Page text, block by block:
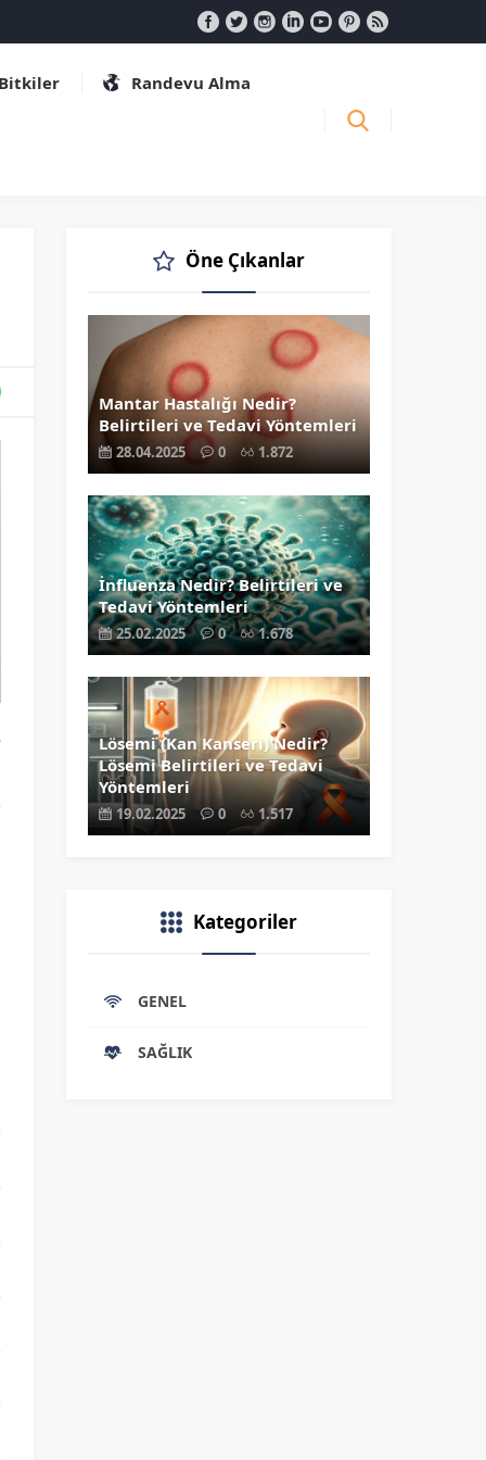
Randevu Alma
Öne Çıkanlar
Mantar Hastalığı Nedir?
Belirtileri ve Tedavi Yöntemleri
28.04.2025 0 1.872
İnfluenza Nedir? Belirtileri ve
Tedavi Yöntemleri
25.02.2025 0 1.678
Lösemi (Kan Kanseri) Nedir?
Lösemi Belirtileri ve Tedavi
Yöntemleri
19.02.2025 0 1.517
Kategoriler
GENEL
SAĞLIK